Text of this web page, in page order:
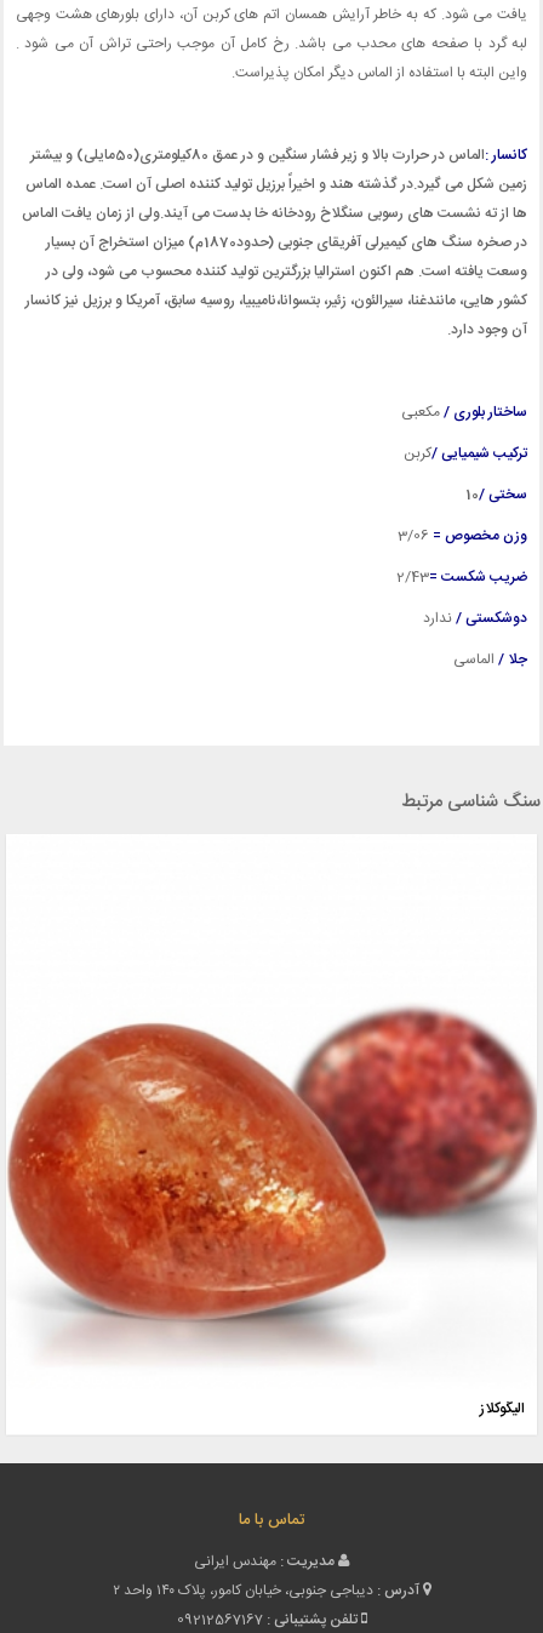
یافت می شود. که به خاطر آرایش همسان اتم های کربن آن، دارای بلورهای هشت وجهی
لبه گرد با صفحه های محدب می باشد. رخ کامل آن موجب راحتی تراش آن می شود .
واین البته با استفاده از الماس دیگر امکان پذیراست.
کانسار :
الماس در حرارت بالا و زیر فشار سنگین و در عمق 80کیلومتری(50مایلی) و بیشتر
زمین شکل می گیرد.در گذشته هند و اخیراً برزیل تولید کننده اصلی آن است. عمده الماس
ها از ته نشست های رسوبی سنگلاخ رودخانه خا بدست می آیند.ولی از زمان یافت الماس
در صخره سنگ های کیمیرلی آفریقای جنوبی (حدود1870م) میزان استخراج آن بسیار
وسعت یافته است. هم اکنون استرالیا بزرگترین تولید کننده محسوب می شود، ولی در
کشور هایی، مانندغنا، سیرالئون، زئیر، بتسوانا،نامیبیا، روسیه سابق، آمریکا و برزیل نیز کانسار
آن وجود دارد.
ساختار بلوری /مکعبی
ترکیب شیمیایی /کربن
سختی /10
وزن مخصوص =
ضریب شکست =2/43
دوشکستی /ندارد
جلا / الماسی
سنگ شناسی مرتبط
الیگوکلاز
تماس با ما
مدیریت : مهندس ایرانی
آدرس : دیباجی جنوبی، خیابان کامور، پلاک ۱۴۰ واحد ۲
تلفن پشتیبانی : 09212567167